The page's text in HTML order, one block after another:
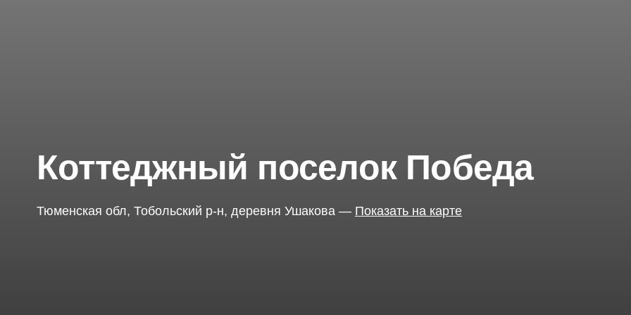
Коттеджный поселок Победа
Тюменская обл, Тобольский р-н, деревня Ушакова — Показать на карте